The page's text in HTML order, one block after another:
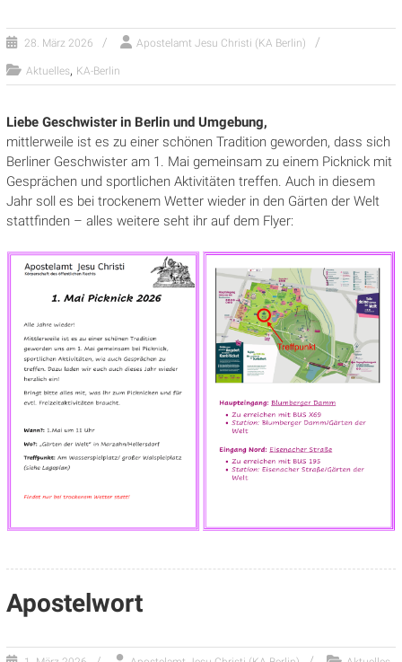
28. März 2026 Apostelamt Jesu Christi (KA Berlin)
Aktuelles, KA-Berlin
Liebe Geschwister in Berlin und Umgebung,
mittlerweile ist es zu einer schönen Tradition geworden, dass sich
Berliner Geschwister am 1. Mai gemeinsam zu einem Picknick mit
Gesprächen und sportlichen Aktivitäten treffen. Auch in diesem
Jahr soll es bei trockenem Wetter wieder in den Gärten der Welt
stattfinden – alles weitere seht ihr auf dem Flyer:
Apostelwort